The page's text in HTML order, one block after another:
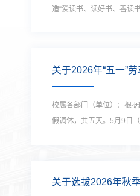
造“爱读书、读好书、善读
关于2026年“五一”
校属各部门（单位）：根
假调休，共五天。5月9日
关于选拔2026年秋